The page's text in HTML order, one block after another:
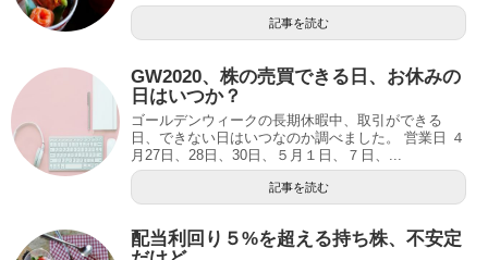
記事を読む
GW2020、株の売買できる日、お休みの
日はいつか？
ゴールデンウィークの長期休暇中、取引ができる
日、できない日はいつなのか調べました。 営業日 ４
月27日、28日、30日、５月１日、７日、...
記事を読む
配当利回り５%を超える持ち株、不安定